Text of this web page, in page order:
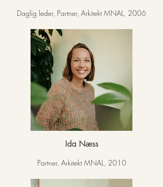
Daglig leder, Partner, Arkitekt MNAL, 2006
Ida Næss
Partner, Arkitekt MNAL, 2010